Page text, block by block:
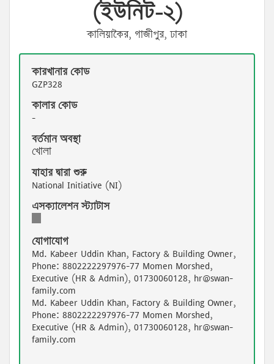
(ইউনিট-২)
কালিয়াকৈর, গাজীপুর, ঢাকা
কারখানার কোড
GZP328
কালার কোড
-
বর্তমান অবস্থা
খোলা
যাহার দ্বারা শুরু
National Initiative (NI)
এসক্যালেশন স্ট্যাটাস
1
যোগাযোগ
Md. Kabeer Uddin Khan, Factory & Building Owner,
Phone: 8802222297976-77 Momen Morshed,
Executive (HR & Admin), 01730060128, hr@swan-
family.com
Md. Kabeer Uddin Khan, Factory & Building Owner,
Phone: 8802222297976-77 Momen Morshed,
Executive (HR & Admin), 01730060128, hr@swan-
family.com